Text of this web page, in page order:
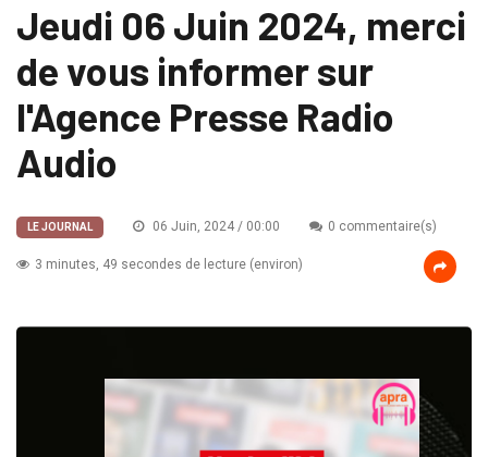
Jeudi 06 Juin 2024, merci
de vous informer sur
l'Agence Presse Radio
Audio
LE JOURNAL 06 Juin, 2024 / 00:00 0 commentaire(s)
3 minutes, 49 secondes de lecture (environ)